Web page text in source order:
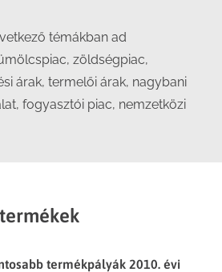
témákban ad
zöldségpiac,
árak, termelői árak, nagybani
fogyasztói piac, nemzetközi
termékpályák 2010. évi